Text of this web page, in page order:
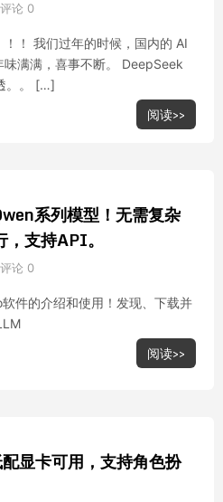
评论 0
！！ 我们过年的时候，国内的 AI
味满满，喜事不断。 DeepSeek
。。 […]
阅读>>
系列模型！无需复杂
支持API。
评论 0
件的介绍和使用！发现、下载并
阅读>>
显卡可用，支持角色扮